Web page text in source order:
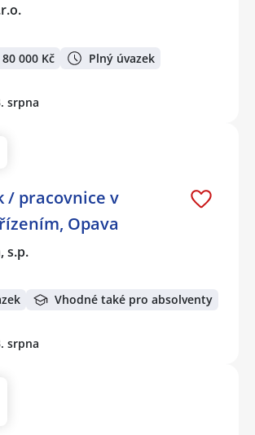
000 Kč Plný úvazek
srpna
/ pracovnice v
Opava
s.p.
Vhodné také pro absolventy
srpna